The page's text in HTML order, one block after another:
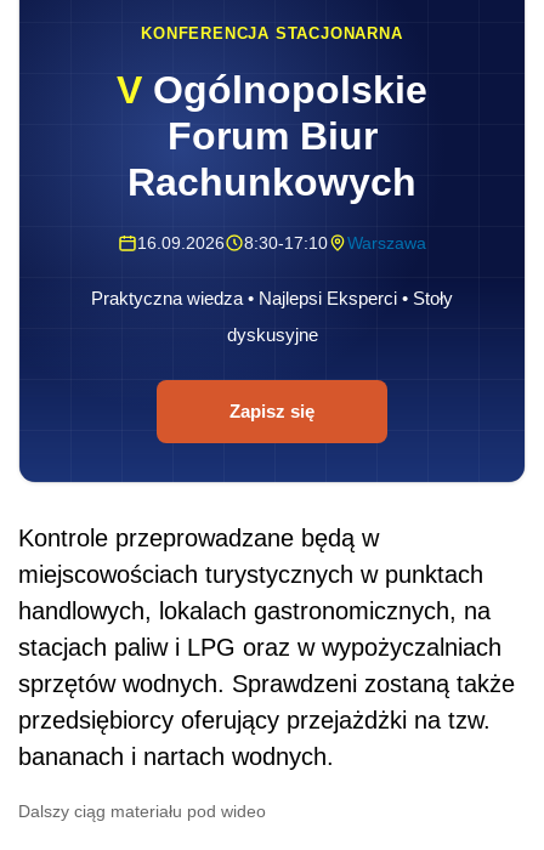
KONFERENCJA STACJONARNA
V Ogólnopolskie
Forum Biur
Rachunkowych
16.09.2026 8:30-17:10 Warszawa
Praktyczna wiedza • Najlepsi Eksperci • Stoły
dyskusyjne
Zapisz się
Kontrole przeprowadzane będą w
miejscowościach turystycznych w punktach
handlowych, lokalach gastronomicznych, na
stacjach paliw i LPG oraz w wypożyczalniach
sprzętów wodnych. Sprawdzeni zostaną także
przedsiębiorcy oferujący przejażdżki na tzw.
bananach i nartach wodnych.
Dalszy ciąg materiału pod wideo